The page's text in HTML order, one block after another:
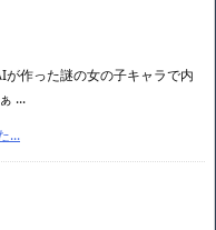
作った謎の女の子キャラで内
...
...